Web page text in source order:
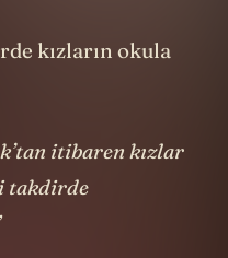
kızların okula
itibaren kızlar
takdirde